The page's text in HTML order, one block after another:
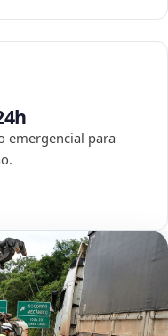
emergencial para